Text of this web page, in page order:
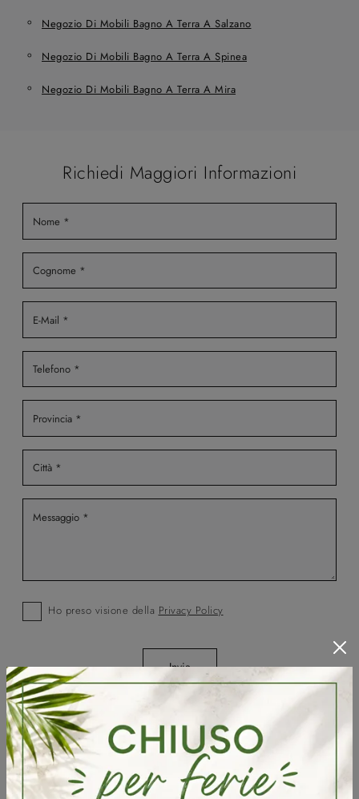
Negozio Di Mobili Bagno A Terra A Salzano
Negozio Di Mobili Bagno A Terra A Spinea
Negozio Di Mobili Bagno A Terra A Mira
Sfoglia i cataloghi
Richiedi Maggiori Informazioni
Ho preso visione della Privacy Policy
Invia